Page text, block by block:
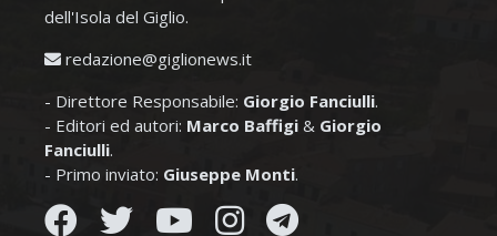
dell'Isola del Giglio.
redazione@giglionews.it
- Direttore Responsabile: Giorgio Fanciulli.
- Editori ed autori: Marco Baffigi & Giorgio
Fanciulli.
- Primo inviato: Giuseppe Monti.